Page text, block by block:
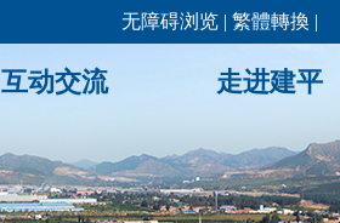
无障碍浏览 | 繁體轉換 |
互动交流 走进建平